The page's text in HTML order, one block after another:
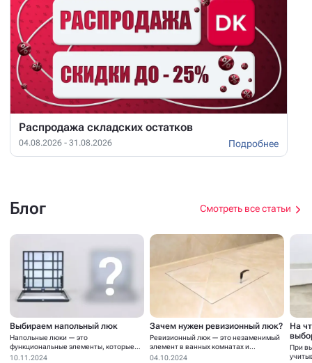
Распродажа складских остатков
04.08.2026 - 31.08.2026 Подробнее
Блог Смотреть все статьи
Выбираем напольный люк
Напольные люки — это
функциональные элементы, которые
устанавливаются для...
10.11.2024
Зачем нужен ревизионный люк?
Ревизионный люк — это незаменимый
элемент в ванных комнатах и...
04.10.2024
На
При